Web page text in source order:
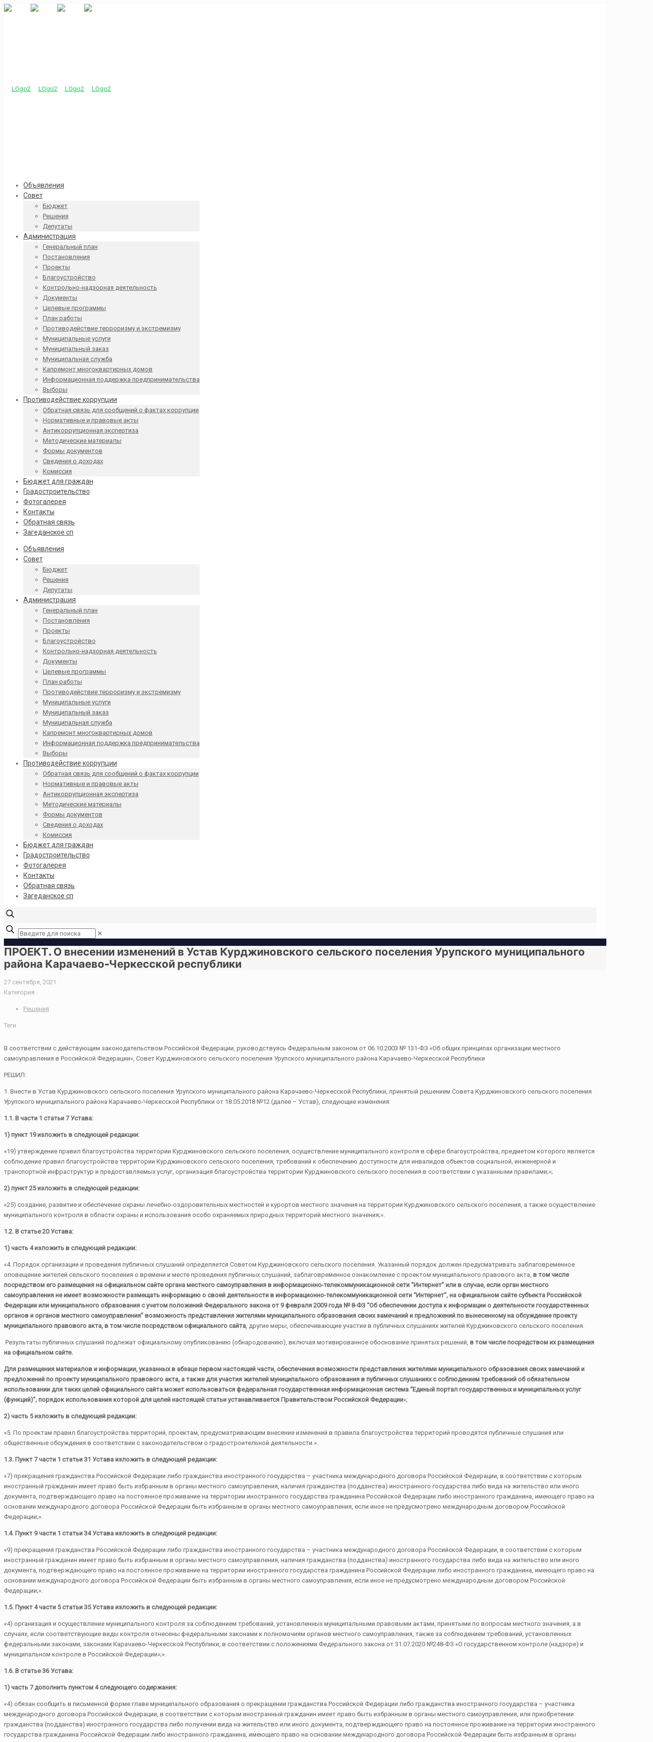
Объявления
Совет
Бюджет
Решения
Депутаты
Администрация
Генеральный план
Постановления
Проекты
Благоустройство
Контрольно-надзорная деятельность
Документы
Целевые программы
План работы
Противодействие терроризму и экстремизму
Муниципальные услуги
Муниципальный заказ
Муниципальная служба
Капремонт многоквартирных домов
Информационная поддержка предпринимательства
Выборы
Противодействие коррупции
Обратная связь для сообщений о фактах коррупции
Нормативные и правовые акты
Антикоррупционная экспертиза
Методические материалы
Формы документов
Сведения о доходах
Комиссия
Бюджет для граждан
Градостроительство
Фотогалерея
Контакты
Обратная связь
Загеданское сп
Объявления
Совет
Бюджет
Решения
Депутаты
Администрация
Генеральный план
Постановления
Проекты
Благоустройство
Контрольно-надзорная деятельность
Документы
Целевые программы
План работы
Противодействие терроризму и экстремизму
Муниципальные услуги
Муниципальный заказ
Муниципальная служба
Капремонт многоквартирных домов
Информационная поддержка предпринимательства
Выборы
Противодействие коррупции
Обратная связь для сообщений о фактах коррупции
Нормативные и правовые акты
Антикоррупционная экспертиза
Методические материалы
Формы документов
Сведения о доходах
Комиссия
Бюджет для граждан
Градостроительство
Фотогалерея
Контакты
Обратная связь
Загеданское сп
✕
ПРОЕКТ. О внесении изменений в Устав Курджиновского сельского поселения Урупского муниципального
района Карачаево-Черкесской республики
27 сентября, 2021
Категория
Решения
Теги
В соответствии с действующим законодательством Российской Федерации, руководствуясь Федеральным законом от 06.10.2003 № 131-ФЗ «Об общих принципах организации местного
самоуправления в Российской Федерации», Совет Курджиновского сельского поселения Урупского муниципального района Карачаево-Черкесской Республики
РЕШИЛ:
1. Внести в Устав Курджиновского сельского поселения Урупского муниципального района Карачаево-Черкесской Республики, принятый решением Совета Курджиновского сельского поселения
Урупского муниципального района Карачаево-Черкесской Республики от 18.05.2018 №12 (далее – Устав), следующие изменения:
1.1. В части 1 статьи 7 Устава:
1) пункт 19 изложить в следующей редакции:
«19) утверждение правил благоустройства территории Курджиновского сельского поселения, осуществление муниципального контроля в сфере благоустройства, предметом которого является
соблюдение правил благоустройства территории Курджиновского сельского поселения, требований к обеспечению доступности для инвалидов объектов социальной, инженерной и
транспортной инфраструктур и предоставляемых услуг, организация благоустройства территории Курджиновского сельского поселения в соответствии с указанными правилами;»;
2) пункт 25 изложить в следующей редакции:
«25) создание, развитие и обеспечение охраны лечебно-оздоровительных местностей и курортов местного значения на территории Курджиновского сельского поселения, а также осуществление
муниципального контроля в области охраны и использования особо охраняемых природных территорий местного значения;».
1.2. В статье 20 Устава:
1) часть 4 изложить в следующей редакции:
«4. Порядок организации и проведения публичных слушаний определяется Советом Курджиновского сельского поселения. Указанный порядок должен предусматривать заблаговременное
оповещение жителей сельского поселения о времени и месте проведения публичных слушаний, заблаговременное ознакомление с проектом муниципального правового акта, в том числе
посредством его размещения на официальном сайте органа местного самоуправления в информационно-телекоммуникационной сети “Интернет” или в случае, если орган местного
самоуправления не имеет возможности размещать информацию о своей деятельности в информационно-телекоммуникационной сети “Интернет”, на официальном сайте субъекта Российской
Федерации или муниципального образования с учетом положений Федерального закона от 9 февраля 2009 года № 8-ФЗ “Об обеспечении доступа к информации о деятельности государственных
органов и органов местного самоуправления” возможность представления жителями муниципального образования своих замечаний и предложений по вынесенному на обсуждение проекту
муниципального правового акта, в том числе посредством официального сайта, другие меры, обеспечивающие участие в публичных слушаниях жителей Курджиновского сельского поселения.
Результаты публичных слушаний подлежат официальному опубликованию (обнародованию), включая мотивированное обоснование принятых решений, в том числе посредством их размещения
на официальном сайте.
Для размещения материалов и информации, указанных в абзаце первом настоящей части, обеспечения возможности представления жителями муниципального образования своих замечаний и
предложений по проекту муниципального правового акта, а также для участия жителей муниципального образования в публичных слушаниях с соблюдением требований об обязательном
использовании для таких целей официального сайта может использоваться федеральная государственная информационная система “Единый портал государственных и муниципальных услуг
(функций)”, порядок использования которой для целей настоящей статьи устанавливается Правительством Российской Федерации»;
2) часть 5 изложить в следующей редакции:
«5. По проектам правил благоустройства территорий, проектам, предусматривающим внесение изменений в правила благоустройства территорий проводятся публичные слушания или
общественные обсуждения в соответствии с законодательством о градостроительной деятельности.».
1.3. Пункт 7 части 1 статьи 31 Устава изложить в следующей редакции:
«7) прекращения гражданства Российской Федерации либо гражданства иностранного государства – участника международного договора Российской Федерации, в соответствии с которым
иностранный гражданин имеет право быть избранным в органы местного самоуправления, наличия гражданства (подданства) иностранного государства либо вида на жительство или иного
документа, подтверждающего право на постоянное проживание на территории иностранного государства гражданина Российской Федерации либо иностранного гражданина, имеющего право на
основании международного договора Российской Федерации быть избранным в органы местного самоуправления, если иное не предусмотрено международным договором Российской
Федерации;».
1.4. Пункт 9 части 1 статьи 34 Устава изложить в следующей редакции:
«9) прекращения гражданства Российской Федерации либо гражданства иностранного государства – участника международного договора Российской Федерации, в соответствии с которым
иностранный гражданин имеет право быть избранным в органы местного самоуправления, наличия гражданства (подданства) иностранного государства либо вида на жительство или иного
документа, подтверждающего право на постоянное проживание на территории иностранного государства гражданина Российской Федерации либо иностранного гражданина, имеющего право на
основании международного договора Российской Федерации быть избранным в органы местного самоуправления, если иное не предусмотрено международным договором Российской
Федерации;».
1.5. Пункт 4 части 5 статьи 35 Устава изложить в следующей редакции:
«4) организация и осуществление муниципального контроля за соблюдением требований, установленных муниципальными правовыми актами, принятыми по вопросам местного значения, а в
случаях, если соответствующие виды контроля отнесены федеральными законами к полномочиям органов местного самоуправления, также за соблюдением требований, установленных
федеральными законами, законами Карачаево-Черкесской Республики, в соответствии с положениями Федерального закона от 31.07.2020 №248-ФЗ «О государственном контроле (надзоре) и
муниципальном контроле в Российской Федерации»;».
1.6. В статье 36 Устава:
1) часть 7 дополнить пунктом 4 следующего содержания:
«4) обязан сообщить в письменной форме главе муниципального образования о прекращении гражданства Российской Федерации либо гражданства иностранного государства – участника
международного договора Российской Федерации, в соответствии с которым иностранный гражданин имеет право быть избранным в органы местного самоуправления, или приобретении
гражданства (подданства) иностранного государства либо получении вида на жительство или иного документа, подтверждающего право на постоянное проживание на территории иностранного
государства гражданина Российской Федерации либо иностранного гражданина, имеющего право на основании международного договора Российской Федерации быть избранным в органы